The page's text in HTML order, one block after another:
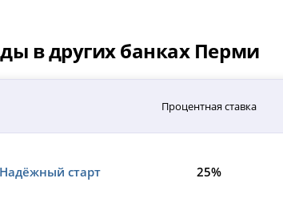
в других банках Перми
Процентная ставка
Надёжный старт 25%